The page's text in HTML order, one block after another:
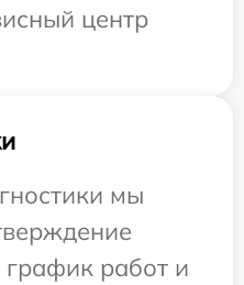
центр
мы
график работ и